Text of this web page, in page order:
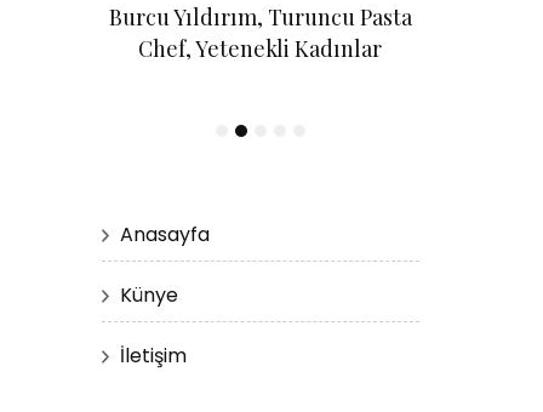
Burcu Yıldırım, Turuncu Pasta
Chef, Yetenekli Kadınlar
Anasayfa
Künye
İletişim